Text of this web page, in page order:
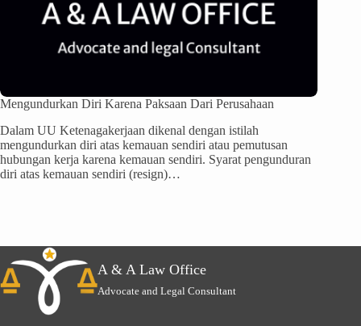
Mengundurkan Diri Karena Paksaan Dari Perusahaan
Dalam UU Ketenagakerjaan dikenal dengan istilah
mengundurkan diri atas kemauan sendiri atau pemutusan
hubungan kerja karena kemauan sendiri. Syarat pengunduran
diri atas kemauan sendiri (resign)…
A & A Law Office
Advocate and Legal Consultant